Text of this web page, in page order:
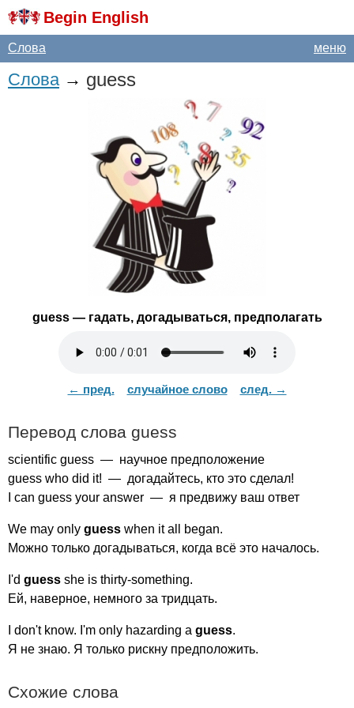
Begin English
меню
Слова
Слова→ guess
guess— гадать, догадываться, предполагать
← пред. случайное слово след. →
Перевод слова guess
scientific guess — научное предположение
guess who did it! — догадайтесь, кто это сделал!
can guess your answer — я предвижу ваш ответ
We may only guess when it all began.
Можно только догадываться, когда всё это началось.
I'd guess she is thirty-something.
Ей, наверное, немного за тридцать.
don't know. I'm only hazarding a guess.
Я не знаю. Я только рискну предположить.
Схожие слова